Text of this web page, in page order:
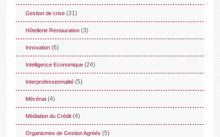
Gestion de crise (31)
Hôtellerie Restauration (3)
Innovation (6)
Intelligence Economique (24)
Interprofessionnalité (5)
Mécénat (4)
Médiation du Crédit (4)
Organismes de Gestion Agréés (5)